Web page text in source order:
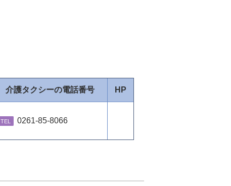
介護タクシーの電話番号 HP
TEL 0261-85-8066